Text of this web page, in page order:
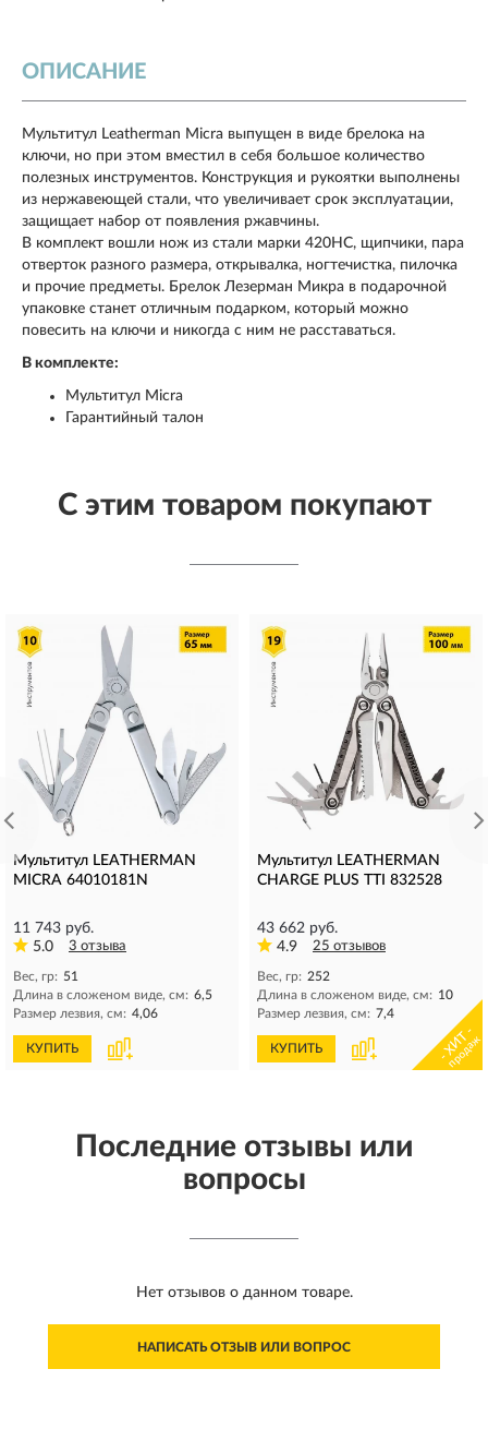
ОПИСАНИЕ
Мультитул Leatherman Micra выпущен в виде брелока на
ключи, но при этом вместил в себя большое количество
полезных инструментов. Конструкция и рукоятки выполнены
из нержавеющей стали, что увеличивает срок эксплуатации,
защищает набор от появления ржавчины.
В комплект вошли нож из стали марки 420HC, щипчики, пара
отверток разного размера, открывалка, ногтечистка, пилочка
и прочие предметы. Брелок Лезерман Микра в подарочной
упаковке станет отличным подарком, который можно
повесить на ключи и никогда с ним не расставаться.
В комплекте:
Мультитул Мicra
Гарантийный талон
С этим товаром покупают
Мультитул LEATHERMAN
MICRA 64010181N
11 743 руб.
5.0
3 отзыва
Вес, гр: 51
Длина в сложеном виде, см: 6,5
Размер лезвия, см: 4,06
КУПИТЬ
Мультитул LEATHERMAN
CHARGE PLUS TTI 832528
43 662 руб.
4.9
25 отзывов
Вес, гр: 252
Длина в сложеном виде, см: 10
Размер лезвия, см: 7,4
КУПИТЬ - ХИТ -
продаж
Последние отзывы или
вопросы
Нет отзывов о данном товаре.
НАПИСАТЬ ОТЗЫВ ИЛИ ВОПРОС